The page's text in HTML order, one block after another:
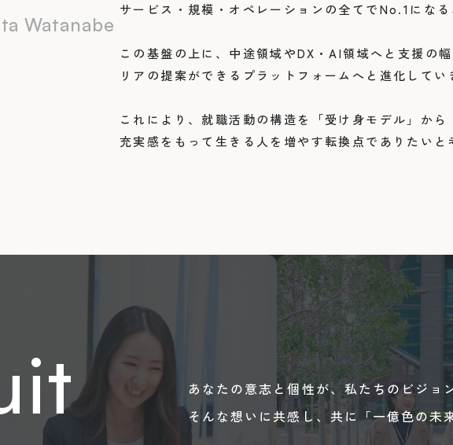
Watanabe
サービス・規模・オペレーションの全てでNo.1にな
この基盤の上に、中途領域やDX・AI領域へと支援の
リアの提案ができるプラットフォームへと進化してい
これにより、就職活動の構造を「受け身モデル」か
充実感をもって生きる人を増やす転換点でありたいと
あなたの意志と個性が、私たちのビジ
そんな想いに共感し、共に「一億色の